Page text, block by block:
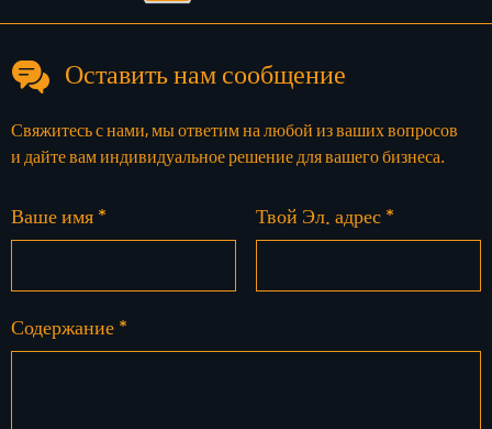
Оставить нам сообщение
Свяжитесь с нами, мы ответим на любой из ваших вопросов
и дайте вам индивидуальное решение для вашего бизнеса.
Ваше имя * Твой Эл. адрес *
Содержание *